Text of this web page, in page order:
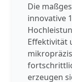
Die
innovative
Effektivität
erzeugen